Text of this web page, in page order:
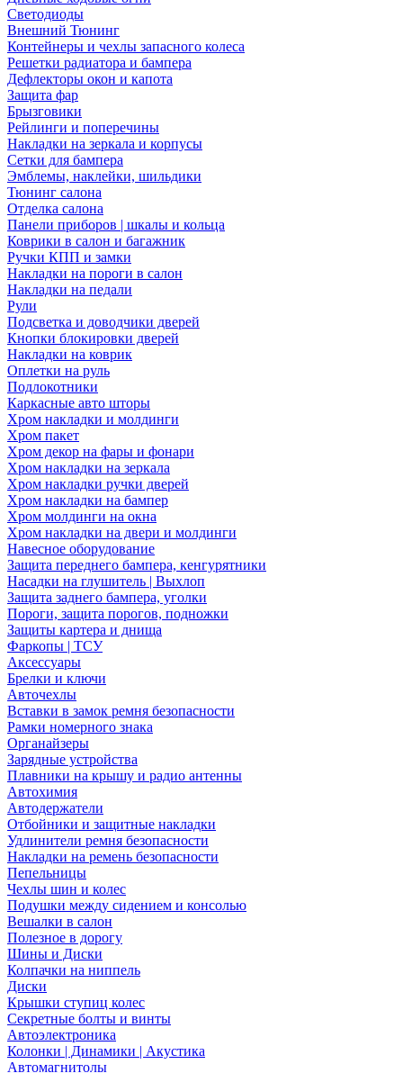
Светодиоды
Внешний Тюнинг
Контейнеры и чехлы запасного колеса
Решетки радиатора и бампера
Дефлекторы окон и капота
Защита фар
Брызговики
Рейлинги и поперечины
Накладки на зеркала и корпусы
Сетки для бампера
Эмблемы, наклейки, шильдики
Тюнинг салона
Отделка салона
Панели приборов | шкалы и кольца
Коврики в салон и багажник
Ручки КПП и замки
Накладки на пороги в салон
Накладки на педали
Рули
Подсветка и доводчики дверей
Кнопки блокировки дверей
Накладки на коврик
Оплетки на руль
Подлокотники
Каркасные авто шторы
Хром накладки и молдинги
Хром пакет
Хром декор на фары и фонари
Хром накладки на зеркала
Хром накладки ручки дверей
Хром накладки на бампер
Хром молдинги на окна
Хром накладки на двери и молдинги
Навесное оборудование
Защита переднего бампера, кенгурятники
Насадки на глушитель | Выхлоп
Защита заднего бампера, уголки
Пороги, защита порогов, подножки
Защиты картера и днища
Фаркопы | ТСУ
Аксессуары
Брелки и ключи
Авточехлы
Вставки в замок ремня безопасности
Рамки номерного знака
Органайзеры
Зарядные устройства
Плавники на крышу и радио антенны
Автохимия
Автодержатели
Отбойники и защитные накладки
Удлинители ремня безопасности
Накладки на ремень безопасности
Пепельницы
Чехлы шин и колес
Подушки между сидением и консолью
Вешалки в салон
Полезное в дорогу
Шины и Диски
Колпачки на ниппель
Диски
Крышки ступиц колес
Секретные болты и винты
Автоэлектроника
Колонки | Динамики | Акустика
Автомагнитолы